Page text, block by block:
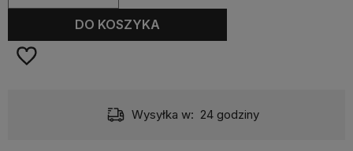
DO KOSZYKA
Wysyłka w: 24 godziny